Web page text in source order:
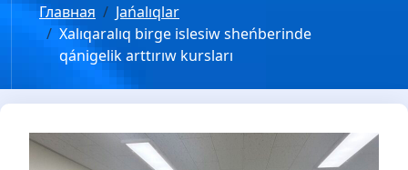
Главная
Jańalıqlar
Xalıqaralıq birge islesiw sheńberinde
qánigelik arttırıw kursları